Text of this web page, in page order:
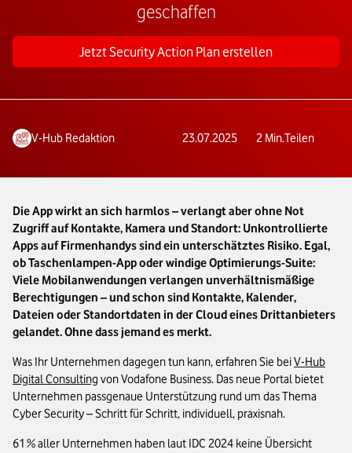
geschaffen
Jetzt Security Action Plan erstellen
V-Hub Redaktion 23.07.2025 2 Min.Teilen
Die App wirkt an sich harmlos – verlangt aber ohne Not
Zugriff auf Kontakte, Kamera und Standort: Unkontrollierte
Apps auf Firmenhandys sind ein unterschätztes Risiko. Egal,
ob Taschenlampen-App oder windige Optimierungs-Suite:
Viele Mobilanwendungen verlangen unverhältnismäßige
Berechtigungen – und schon sind Kontakte, Kalender,
Dateien oder Standortdaten in der Cloud eines Drittanbieters
gelandet. Ohne dass jemand es merkt.
Was Ihr Unternehmen dagegen tun kann, erfahren Sie beiV-Hub
Digital Consulting von Vodafone Business. Das neue Portal bietet
Unternehmen passgenaue Unterstützung rund um das Thema
Cyber Security – Schritt für Schritt, individuell, praxisnah.
61 % aller Unternehmen haben laut IDC 2024 keine Übersicht